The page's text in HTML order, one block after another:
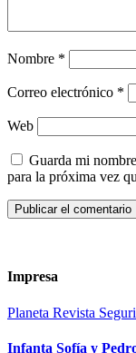
Nombre *
Correo electrónico *
Web
Guarda mi
para la próxima vez
Impresa
Planeta Revista
Infanta Sofía y